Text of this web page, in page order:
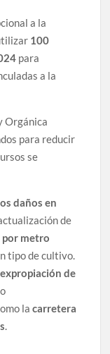
a la
100
para
a la
Orgánica
para reducir
se
daños en
de
por metro
tipo de cultivo.
de
lacarretera